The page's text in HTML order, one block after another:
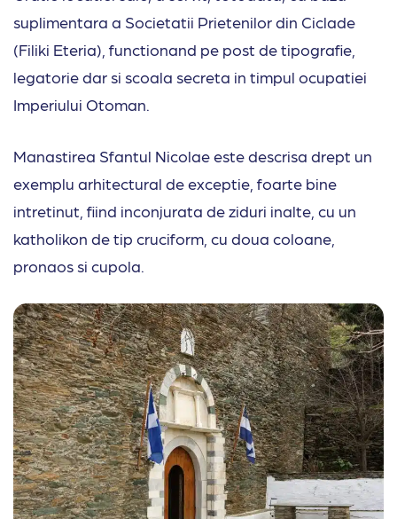
suplimentara a Societatii Prietenilor din Ciclade
(Filiki Eteria), functionand pe post de tipografie,
legatorie dar si scoala secreta in timpul ocupatiei
Imperiului Otoman.
Manastirea Sfantul Nicolae este descrisa drept un
exemplu arhitectural de exceptie, foarte bine
intretinut, fiind inconjurata de ziduri inalte, cu un
katholikon de tip cruciform, cu doua coloane,
pronaos si cupola.